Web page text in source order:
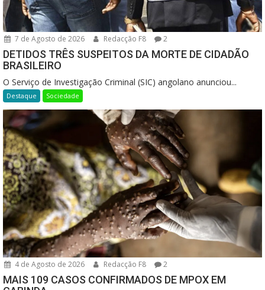
7 de Agosto de 2026 Redacção F8 2
DETIDOS TRÊS SUSPEITOS DA MORTE DE CIDADÃO
BRASILEIRO
O Serviço de Investigação Criminal (SIC) angolano anunciou...
Destaque Sociedade
4 de Agosto de 2026 Redacção F8 2
MAIS 109 CASOS CONFIRMADOS DE MPOX EM